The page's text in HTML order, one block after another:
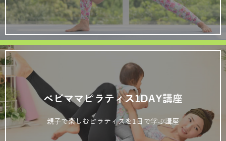
ベビママピラティス1DAY講座
親子で楽しむピラティスを1日で学ぶ講座